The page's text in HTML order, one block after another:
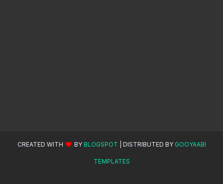
CREATED WITH BY BLOGSPOT | DISTRIBUTED BY GOOYAABI
TEMPLATES